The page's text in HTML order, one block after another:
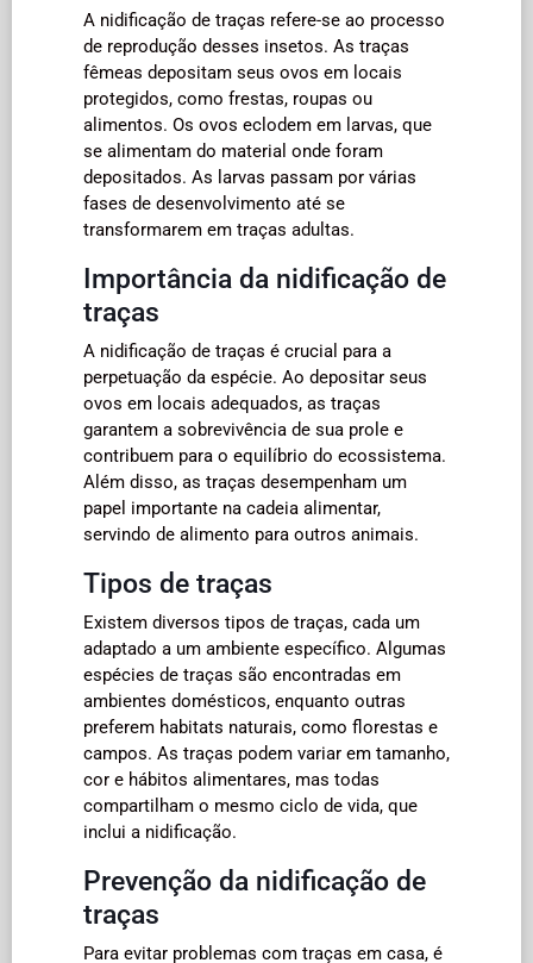
A nidificação de traças refere-se ao processo
de reprodução desses insetos. As traças
fêmeas depositam seus ovos em locais
protegidos, como frestas, roupas ou
alimentos. Os ovos eclodem em larvas, que
se alimentam do material onde foram
depositados. As larvas passam por várias
fases de desenvolvimento até se
transformarem em traças adultas.
Importância da nidificação de
traças
A nidificação de traças é crucial para a
perpetuação da espécie. Ao depositar seus
ovos em locais adequados, as traças
garantem a sobrevivência de sua prole e
contribuem para o equilíbrio do ecossistema.
Além disso, as traças desempenham um
papel importante na cadeia alimentar,
servindo de alimento para outros animais.
Tipos de traças
Existem diversos tipos de traças, cada um
adaptado a um ambiente específico. Algumas
espécies de traças são encontradas em
ambientes domésticos, enquanto outras
preferem habitats naturais, como florestas e
campos. As traças podem variar em tamanho,
cor e hábitos alimentares, mas todas
compartilham o mesmo ciclo de vida, que
inclui a nidificação.
Prevenção da nidificação de
traças
Para evitar problemas com traças em casa, é